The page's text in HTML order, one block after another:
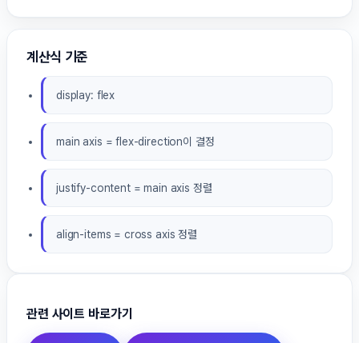
계산식 기준
display: flex
main axis = flex-direction이 결정
justify-content = main axis 정렬
align-items = cross axis 정렬
관련 사이트 바로가기